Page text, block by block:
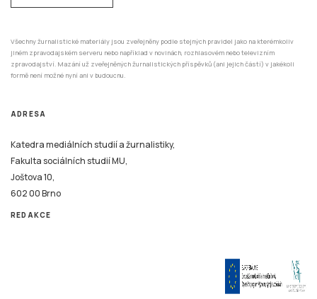
Všechny žurnalistické materiály jsou zveřejněny podle stejných pravidel jako na kterémkoliv
jiném zpravodajském serveru nebo například v novinách, rozhlasovém nebo televizním
zpravodajství. Mazání už zveřejněných žurnalistických příspěvků (ani jejich částí) v jakékoli
formě není možné nyní ani v budoucnu.
ADRESA
Katedra mediálních studií a žurnalistiky,
Fakulta sociálních studií MU,
Joštova 10,
602 00 Brno
REDAKCE